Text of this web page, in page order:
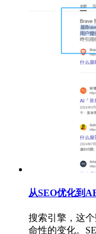
从SEO优化到
搜索引擎，这
命性的变化。